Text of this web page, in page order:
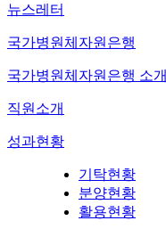
뉴스레터
국가병원체자원은행
국가병원체자원은행 소개
직원소개
성과현황
기탁현황
분양현황
활용현황